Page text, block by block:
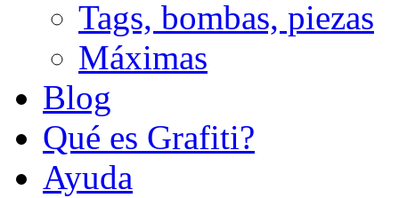
Tags, bombas, piezas
Máximas
Blog
Qué es Grafiti?
Ayuda